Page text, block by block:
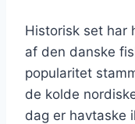
Historisk set har
af den danske
popularitet
de kolde
dag er havtaske